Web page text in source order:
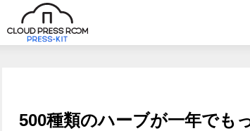
500種類のハーブが一年でも